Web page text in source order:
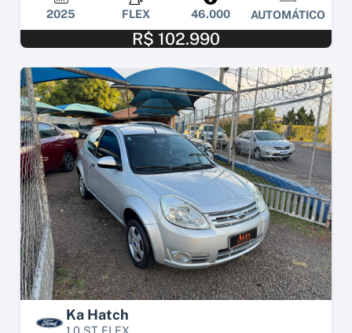
2025 FLEX 46.000 AUTOMÁTICO
R$ 102.990
Ka Hatch
1.0 ST FLEX